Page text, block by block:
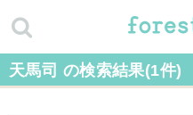
天馬司 の検索結果(1件)